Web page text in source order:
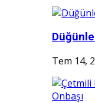
Tem 14,